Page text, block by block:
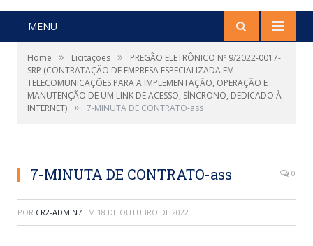
MENU
Home » Licitações »
PREGÃO ELETRÔNICO Nº 9/2022-0017-
SRP (CONTRATAÇÃO DE EMPRESA ESPECIALIZADA EM
TELECOMUNICAÇÕES PARA A IMPLEMENTAÇÃO, OPERAÇÃO E
MANUTENÇÃO DE UM LINK DE ACESSO, SÍNCRONO, DEDICADO À
INTERNET) » 7-MINUTA DE CONTRATO-ass
7-MINUTA DE CONTRATO-ass 0
POR CR2-ADMIN7 EM 18 DE OUTUBRO DE 2022